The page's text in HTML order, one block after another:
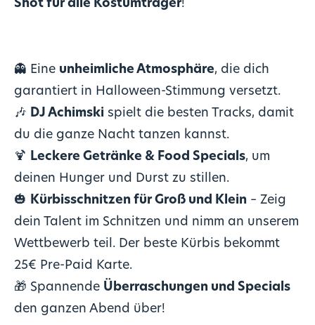
Shot für alle Kostümträger!
👻 Eine unheimliche Atmosphäre, die dich
garantiert in Halloween-Stimmung versetzt.
🎶 DJ Achimski spielt die besten Tracks, damit
du die ganze Nacht tanzen kannst.
🍹
Leckere Getränke & Food Specials, um
deinen Hunger und Durst zu stillen.
🎃
Kürbisschnitzen für Groß und Klein – Zeig
dein Talent im Schnitzen und nimm an unserem
Wettbewerb teil. Der beste Kürbis bekommt
25€ Pre-Paid Karte.
🎁 Spannende Überraschungen und Specials
den ganzen Abend über!